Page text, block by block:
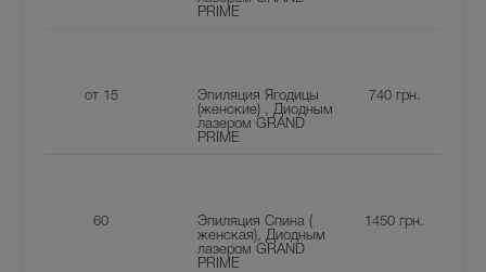
PRIME
от 15
Эпиляция Ягодицы
(женские) , Диодным
лазером GRAND
PRIME
740грн.
60
Эпиляция Спина (
женская), Диодным
лазером GRAND
PRIME
1450 грн.